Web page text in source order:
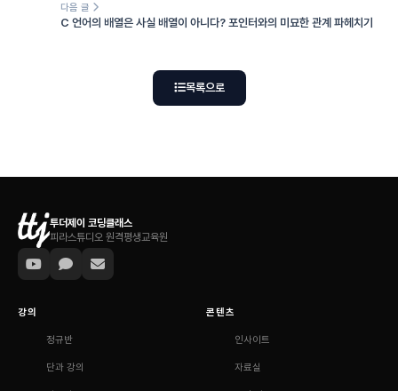
다음 글
C 언어의 배열은 사실 배열이 아니다? 포인터와의 미묘한 관계 파헤치기
목록으로
투더제이 코딩클래스
피라스튜디오 원격평생교육원
강의
정규반
단과 강의
콘텐츠
인사이트
자료실